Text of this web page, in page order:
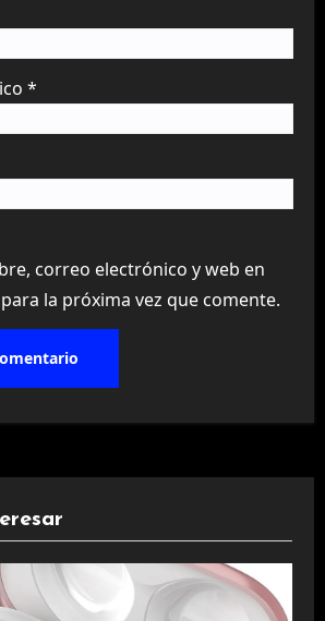
*
correo electrónico y web en
la próxima vez que comente.